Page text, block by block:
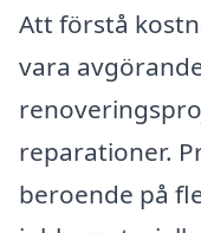
Att förstå
vara
reparationer.
beroende på